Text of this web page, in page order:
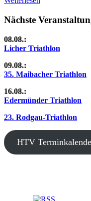
Nächste
08.08.:
Licher Triathlon
09.08.:
35. Maibacher Triathlon
16.08.:
Edermünder Triathlon
23. Rodgau-Triathlon
HTV